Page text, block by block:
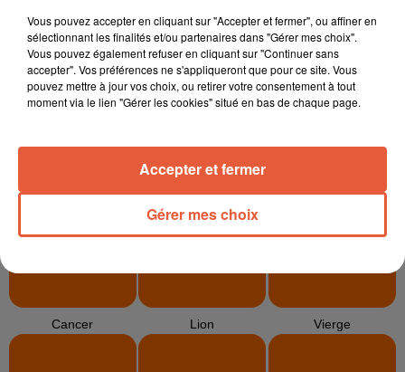
Taureau
Cancer Lion Vierge
Vous pouvez accepter en cliquant sur "Accepter et fermer", ou affiner en
sélectionnant les finalités et/ou partenaires dans "Gérer mes choix".
Vous pouvez également refuser en cliquant sur "Continuer sans
accepter". Vos préférences ne s'appliqueront que pour ce site. Vous
pouvez mettre à jour vos choix, ou retirer votre consentement à tout
moment via le lien "Gérer les cookies" situé en bas de chaque page.
Gérer mes choix
Accepter et fermer